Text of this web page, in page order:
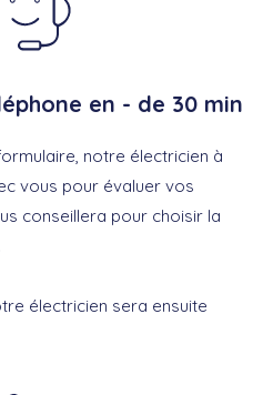
en - de 30 min
notre électricien à
vous pour évaluer vos
conseillera pour choisir la
électricien sera ensuite